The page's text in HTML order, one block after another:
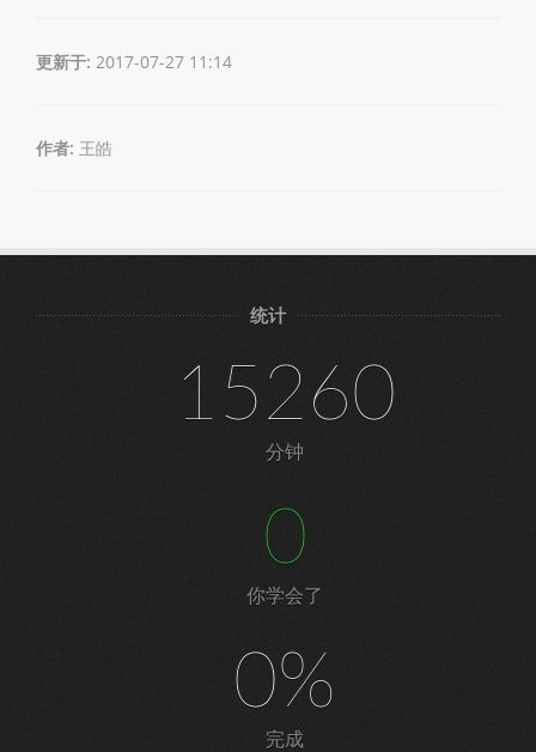
更新于: 2017-07-27 11:14
作者: 王皓
统计
15260
分钟
0
你学会了
0%
完成